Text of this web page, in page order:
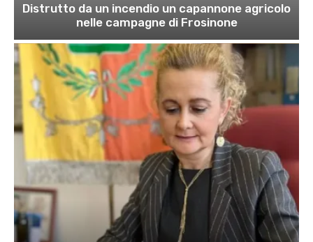
Distrutto da un incendio un capannone agricolo
nelle campagne di Frosinone